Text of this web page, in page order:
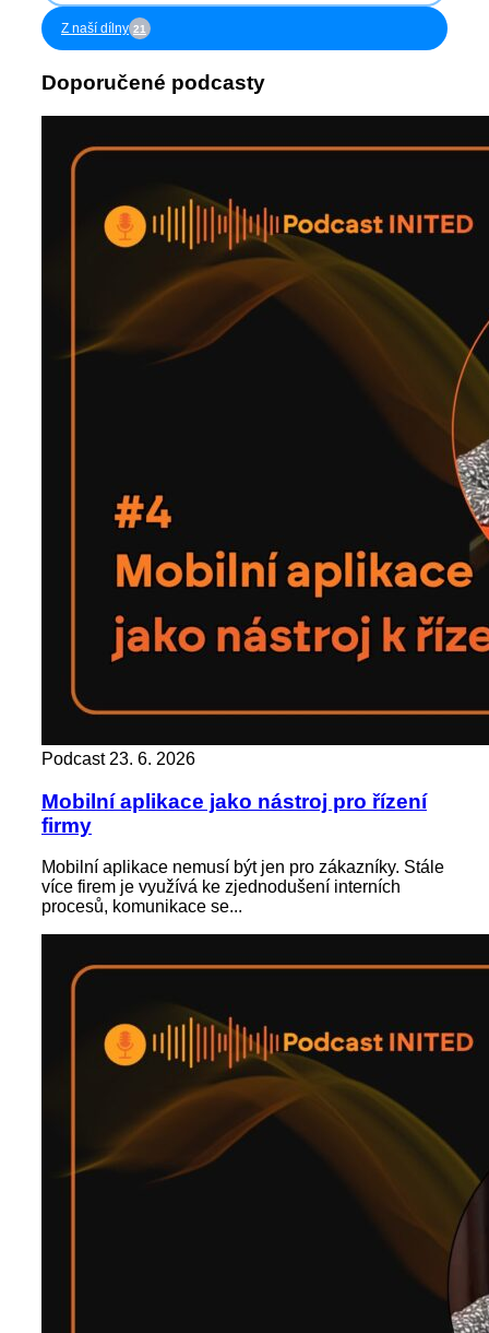
Z naší dílny 21
Doporučené podcasty
Podcast 23. 6. 2026
Mobilní aplikace jako nástroj pro řízení
firmy
Mobilní aplikace nemusí být jen pro zákazníky. Stále
více firem je využívá ke zjednodušení interních
procesů, komunikace se...